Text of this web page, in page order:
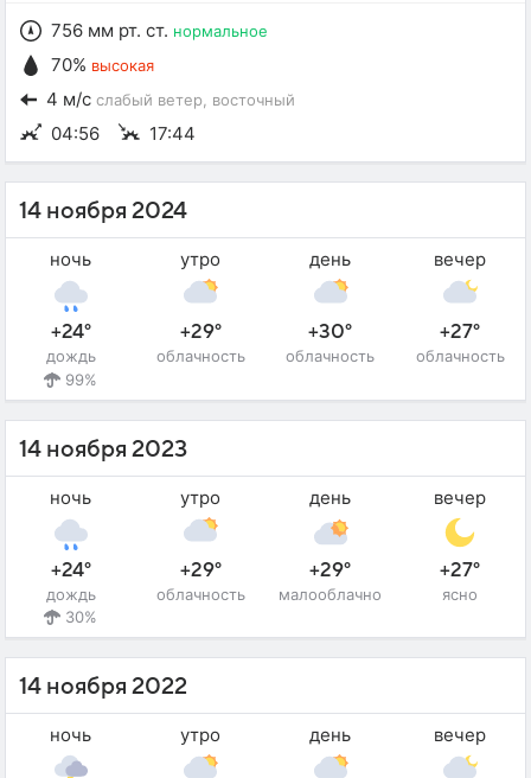
756 мм рт. ст. нормальное
70% высокая
4 м/с слабый ветер , восточный
04:56 17:44
14 ноября 2024
ночь
+24°
дождь
99%
утро
+29°
облачность
день
+30°
облачность
вечер
+27°
облачность
14 ноября 2023
ночь
+24°
дождь
30%
утро
+29°
облачность
день
+29°
малооблачно
вечер
+27°
ясно
14 ноября 2022
ночь утро день вечер